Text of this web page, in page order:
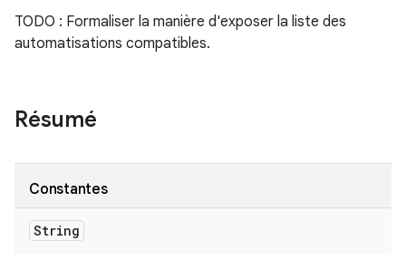
TODO : Formaliser la manière d'exposer la liste des
automatisations compatibles.
Résumé
Constantes
String